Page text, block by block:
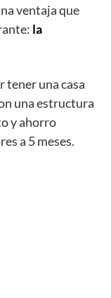
ventaja que
la
tener una casa
una estructura
y ahorro
a 5 meses.